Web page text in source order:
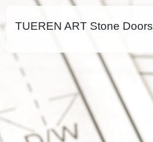
TUEREN ART Stone Doors